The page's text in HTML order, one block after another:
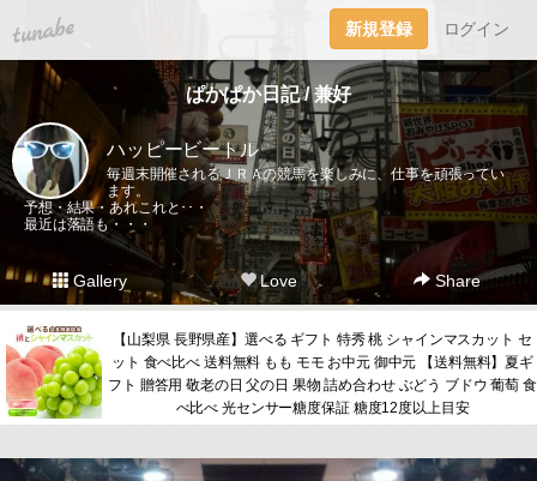
tuna.be 新規登録 ログイン
ぱかぱか日記 / 兼好
ハッピービートル
毎週末開催されるＪＲＡの競馬を楽しみに、仕事を頑張ってい
ます。
予想・結果・あれこれと･･・
最近は落語も・・・
Gallery Love Share
【山梨県 長野県産】選べる ギフト 特秀 桃 シャインマスカット セ
ット 食べ比べ 送料無料 もも モモ お中元 御中元 【送料無料】夏ギ
フト 贈答用 敬老の日 父の日 果物 詰め合わせ ぶどう ブドウ 葡萄 食
べ比べ 光センサー糖度保証 糖度12度以上目安